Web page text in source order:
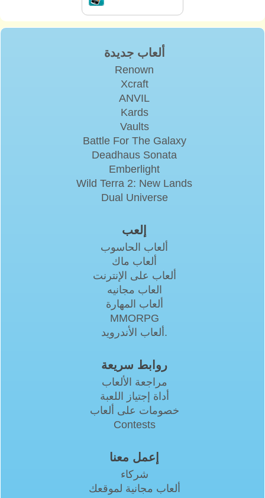
ألعاب جديدة
Renown
Xcraft
ANVIL
Kards
Vaults
Battle For The Galaxy
Deadhaus Sonata
Emberlight
Wild Terra 2: New Lands
Dual Universe
إلعب
ألعاب الحاسوب
ألعاب ماك
ألعاب على الإنترنت
العاب مجانيه
ألعاب المهارة
MMORPG
ألعاب الأندرويد.
روابط سريعة
مراجعة الألعاب
أداة إجتياز اللعبة
خصومات على ألعاب
Contests
إعمل معنا
شركاء
ألعاب مجانية لموقعك